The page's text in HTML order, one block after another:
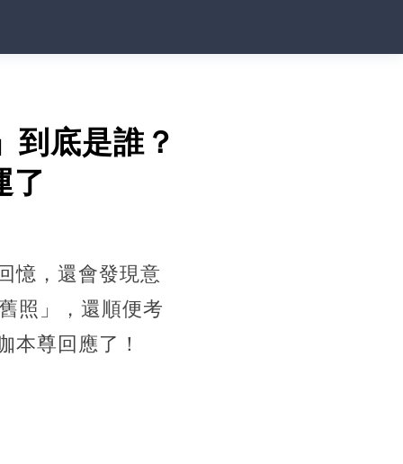
到底是誰？
了
憶，還會發現意
照」，還順便考
本尊回應了！